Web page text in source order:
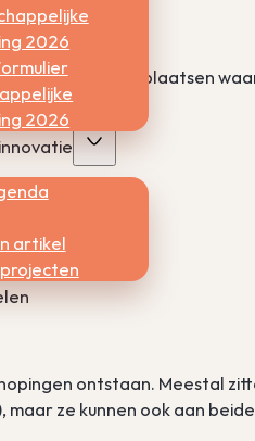
2026
2026
artikel
eruit?
voor op plaatsen
ontstaan. Meestal
ze kunnen ook aan